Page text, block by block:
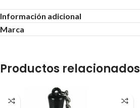
Información adicional
Marca
Productos relacionados